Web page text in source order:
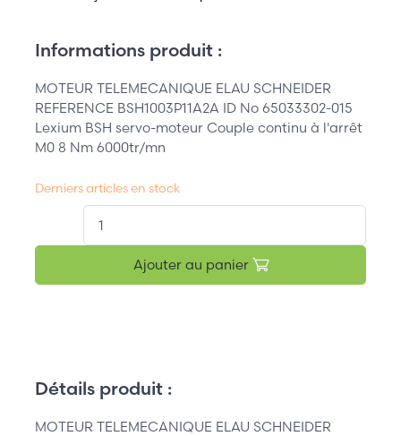
Informations produit :
MOTEUR TELEMECANIQUE ELAU SCHNEIDER
REFERENCE BSH1003P11A2A ID No 65033302-015
Lexium BSH servo-moteur Couple continu à l'arrêt
M0 8 Nm 6000tr/mn
Derniers articles en stock
Ajouter au panier
Détails produit :
MOTEUR TELEMECANIQUE ELAU SCHNEIDER